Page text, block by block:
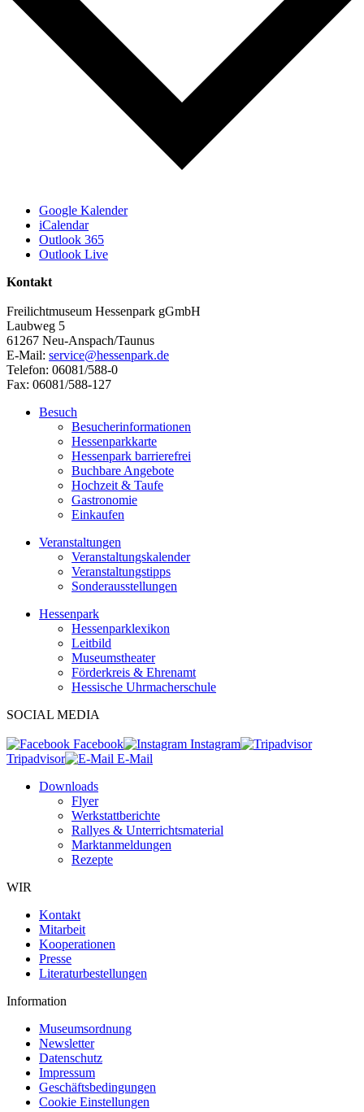
Google Kalender
iCalendar
Outlook 365
Outlook Live
Kontakt
Freilichtmuseum Hessenpark gGmbH
Laubweg 5
61267 Neu-Anspach/Taunus
E-Mail: service@hessenpark.de
Telefon: 06081/588-0
Fax: 06081/588-127
Besuch
Besucherinformationen
Hessenparkkarte
Hessenpark barrierefrei
Buchbare Angebote
Hochzeit & Taufe
Gastronomie
Einkaufen
Veranstaltungen
Veranstaltungskalender
Veranstaltungstipps
Sonderausstellungen
Hessenpark
Hessenparklexikon
Leitbild
Museumstheater
Förderkreis & Ehrenamt
Hessische Uhrmacherschule
SOCIAL MEDIA
Facebook
Instagram
Tripadvisor
E-Mail
Downloads
Flyer
Werkstattberichte
Rallyes & Unterrichtsmaterial
Marktanmeldungen
Rezepte
WIR
Kontakt
Mitarbeit
Kooperationen
Presse
Literaturbestellungen
Information
Museumsordnung
Newsletter
Datenschutz
Impressum
Geschäftsbedingungen
Cookie Einstellungen